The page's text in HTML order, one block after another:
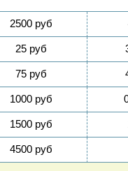
2500 руб
25 руб
75 руб
1000 руб
1500 руб
4500 руб